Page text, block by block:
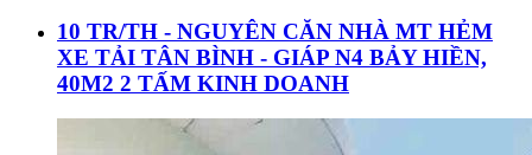
10 TR/TH - NGUYÊN CĂN NHÀ MT HẺM
XE TẢI TÂN BÌNH - GIÁP N4 BẢY HIỀN,
40M2 2 TẤM KINH DOANH